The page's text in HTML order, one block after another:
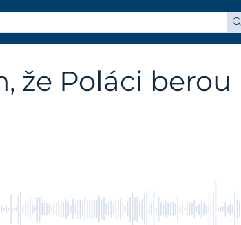
že Poláci berou